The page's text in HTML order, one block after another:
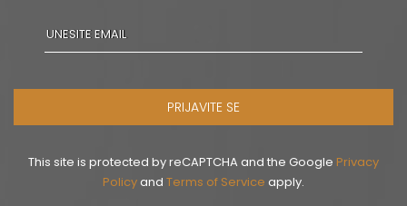
PRIJAVITE SE
This site is protected by reCAPTCHA and the Google Privacy
Policyand Terms of Service apply.